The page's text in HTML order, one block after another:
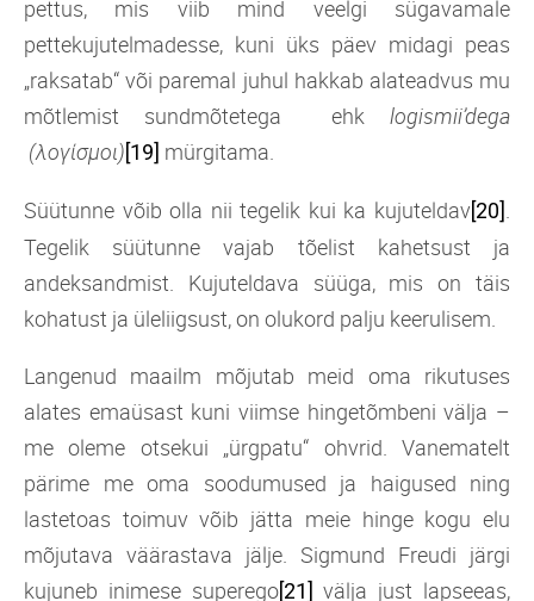
pettus, mis viib mind veelgi sügavamale
pettekujutelmadesse, kuni üks päev midagi peas
„raksatab“ või paremal juhul hakkab alateadvus mu
mõtlemist sundmõtetega ehk logismii’dega
(λογίσμοι)[19] mürgitama.
Süütunne võib olla nii tegelik kui ka kujuteldav[20]
Tegelik süütunne vajab tõelist kahetsust ja
andeksandmist. Kujuteldava süüga, mis on täis
kohatust ja üleliigsust, on olukord palju keerulisem.
Langenud maailm mõjutab meid oma rikutuses
alates emaüsast kuni viimse hingetõmbeni välja –
me oleme otsekui „ürgpatu“ ohvrid. Vanematelt
pärime me oma soodumused ja haigused ning
lastetoas toimuv võib jätta meie hinge kogu elu
mõjutava väärastava jälje. Sigmund Freudi järgi
kujuneb inimese superego[21] välja just lapseeas,